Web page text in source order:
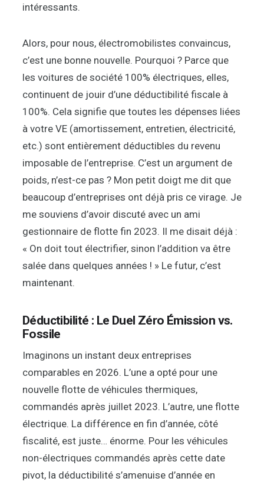
intéressants.
Alors, pour nous, électromobilistes convaincus,
c’est une bonne nouvelle. Pourquoi ? Parce que
les voitures de société 100% électriques, elles,
continuent de jouir d’une déductibilité fiscale à
100%. Cela signifie que toutes les dépenses liées
à votre VE (amortissement, entretien, électricité,
etc.) sont entièrement déductibles du revenu
imposable de l’entreprise. C’est un argument de
poids, n’est-ce pas ? Mon petit doigt me dit que
beaucoup d’entreprises ont déjà pris ce virage. Je
me souviens d’avoir discuté avec un ami
gestionnaire de flotte fin 2023. Il me disait déjà :
« On doit tout électrifier, sinon l’addition va être
salée dans quelques années ! » Le futur, c’est
maintenant.
Déductibilité : Le Duel Zéro Émission vs.
Fossile
Imaginons un instant deux entreprises
comparables en 2026. L’une a opté pour une
nouvelle flotte de véhicules thermiques,
commandés après juillet 2023. L’autre, une flotte
électrique. La différence en fin d’année, côté
fiscalité, est juste… énorme. Pour les véhicules
non-électriques commandés après cette date
pivot, la déductibilité s’amenuise d’année en